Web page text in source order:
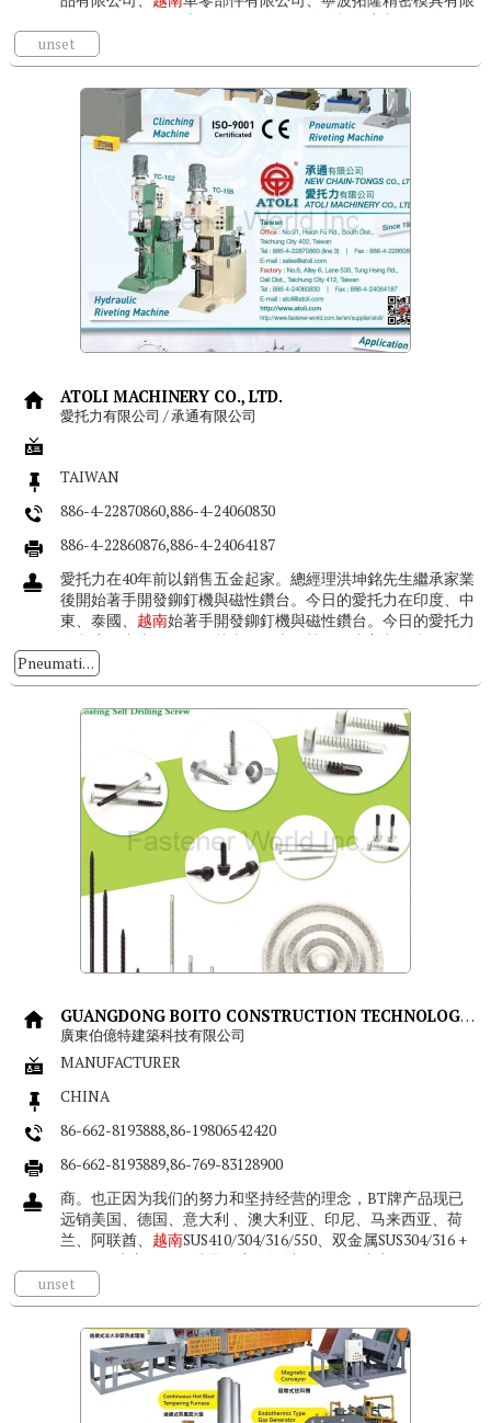
公司、餘姚健源汽車配件有限公司、海鹽拓展商貿有限公司，
並且在境外投資台灣滿豐五金製...
unset
ATOLI MACHINERY CO., LTD.
愛托力有限公司 / 承通有限公司
TAIWAN
886-4-22870860,886-4-24060830
886-4-22860876,886-4-24064187
愛托力在40年前以銷售五金起家。總經理洪坤銘先生繼承家業
後開始著手開發鉚釘機與磁性鑽台。今日的愛托力在印度、中
東、泰國、 越南始著手開發鉚釘機與磁性鑽台。今日的愛托力
在印度、中東、泰國、越南、日本、韓國、南美都有合作經銷
商，成為一家國際性鉚釘機製...
Pneumatic/hydraulic Riveters
GUANGDONG BOITO CONSTRUCTION TECHNOLOGY CO., LTD.
廣東伯億特建築科技有限公司
MANUFACTURER
CHINA
86-662-8193888,86-19806542420
86-662-8193889,86-769-83128900
商。也正因为我们的努力和坚持经营的理念，BT牌产品现已
远销美国、德国、意大利 、澳大利亚、印尼、马来西亚、荷
兰、阿联酋、 越南SUS410/304/316/550、双金属SUS304/316 +
unset